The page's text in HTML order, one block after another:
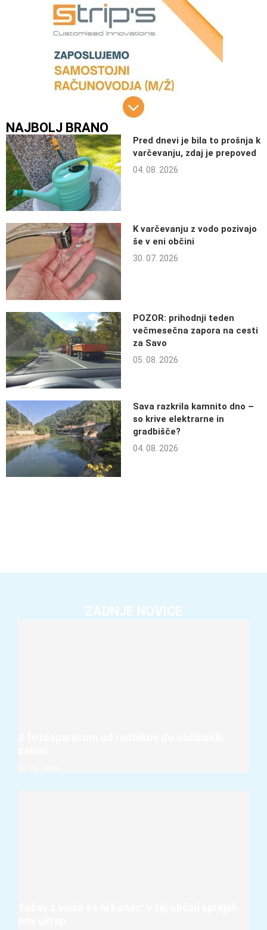
NAJBOLJ BRANO
Pred dnevi je bila to prošnja k
varčevanju, zdaj je prepoved
04. 08. 2026
K varčevanju z vodo pozivajo
še v eni občini
30. 07. 2026
POZOR: prihodnji teden
večmesečna zapora na cesti
za Savo
05. 08. 2026
Sava razkrila kamnito dno –
so krive elektrarne in
gradbišče?
04. 08. 2026
ZADNJE NOVICE